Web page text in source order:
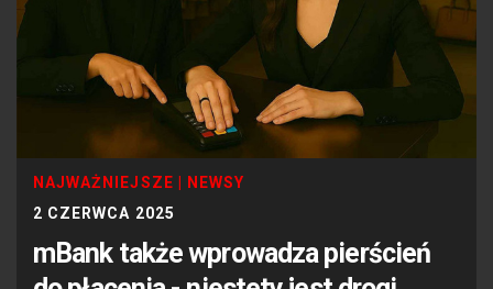
NAJWAŻNIEJSZE | NEWSY
2 CZERWCA 2025
mBank także wprowadza pierścień